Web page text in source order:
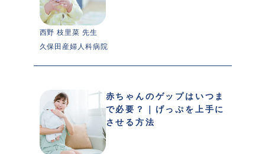
西野 枝里菜 先生
久保田産婦人科病院
赤ちゃんのゲップはいつま
で必要？｜げっぷを上手に
させる方法